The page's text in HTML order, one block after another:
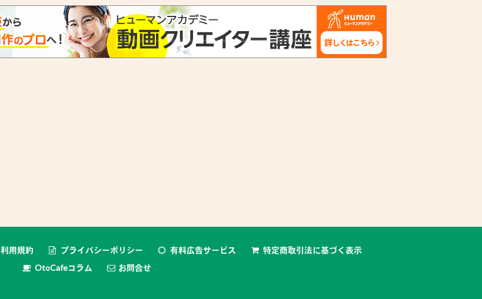
利用規約 プライバシーポリシー 有料広告サービス
特定商取引法に基づく表示
OtoCafeコラム
お問合せ